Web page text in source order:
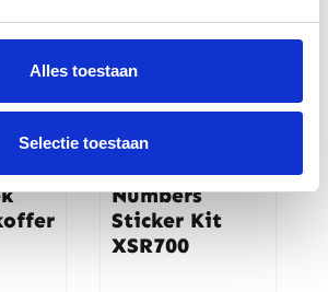
Alles toestaan
Selectie toestaan
Yamaha
Numbers
Sticker Kit
XSR700